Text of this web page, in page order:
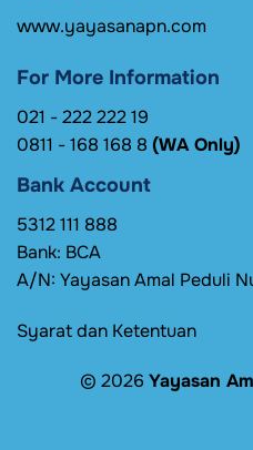
www.yayasanapn.com
For More Information
021 - 222 222 19
0811 - 168 168 8 (WA Only)
Bank Account
5312 111 888
Bank: BCA
A/N: Yayasan Amal Peduli
Syarat dan Ketentuan
© 2026 Yayasan